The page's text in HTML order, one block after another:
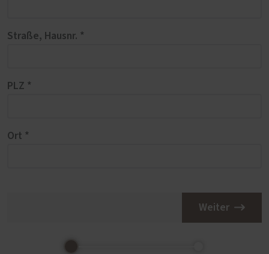
Straße, Hausnr. *
PLZ *
Ort *
Weiter